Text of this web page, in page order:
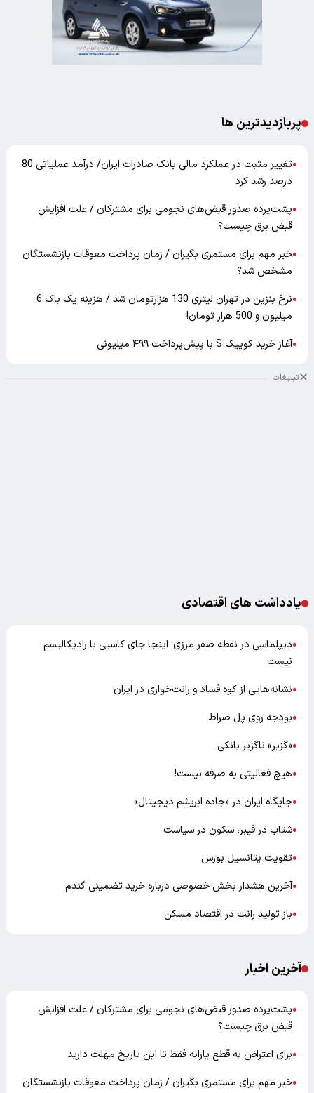
پربازدیدترین ها
●
تغییر مثبت در عملکرد مالی بانک صادرات ایران/ درآمد عملیاتی 80
درصد رشد کرد
●پشت‌پرده صدور قبض‌های نجومی برای مشترکان / علت افزایش
قبض برق چیست؟
●خبر مهم برای مستمری بگیران / زمان پرداخت معوقات بازنشستگان
مشخص شد؟
●
نرخ بنزین در تهران لیتری 130 هزارتومان شد / هزینه یک باک 6
میلیون و 500 هزار تومان!
●آغاز خرید کوییک S با پیش‌پرداخت ۴۹۹ میلیونی
تبلیغات
یادداشت های اقتصادی
●دیپلماسی در نقطه صفر مرزی؛ اینجا جای کاسبی با رادیکالیسم
نیست
●نشانه‌هایی از کوه فساد و رانت‌خواری در ایران
●بودجه روی پل صراط
●«گزیر» ناگزیر بانکی
●هیچ فعالیتی به صرفه نیست!
●جایگاه ایران در «جاده ابریشم دیجیتال»
●شتاب در فیبر، سکون در سیاست
●تقویت پتانسیل بورس
●آخرین هشدار بخش خصوصی درباره خرید تضمینی گندم
●باز تولید رانت در اقتصاد مسکن
آخرین اخبار
●پشت‌پرده صدور قبض‌های نجومی برای مشترکان / علت افزایش
قبض برق چیست؟
●برای اعتراض به قطع یارانه فقط تا این تاریخ مهلت دارید
●خبر مهم برای مستمری بگیران / زمان پرداخت معوقات بازنشستگان